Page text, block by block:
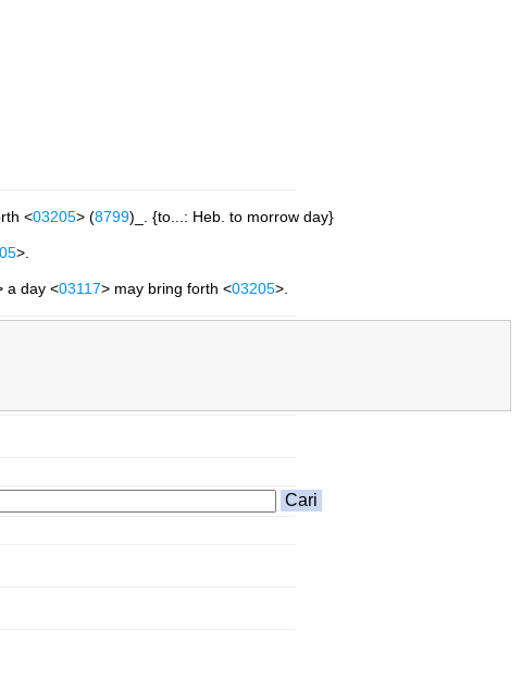
<03205> (8799)_. {to...: Heb. to morrow day}
>.
a day <03117> may bring forth <03205>.